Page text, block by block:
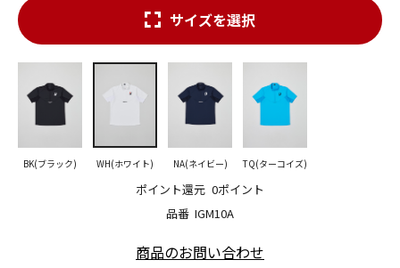
品番 IGM10A
ポイント還元 0ポイント
サイズを選択
BK(ブラック) WH(ホワイト) NA(ネイビー) TQ(ターコイズ)
商品のお問い合わせ